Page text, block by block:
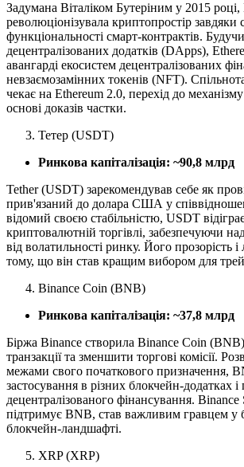
Задумана Віталіком Бутеріним у 2015
революціонізувала криптопростір завдяки
функціональності смарт-контрактів.
децентралізованих додатків (DApps),
авангарді екосистем децентралізованих
невзаємозамінних токенів (NFT).
чекає на Ethereum 2.0, перехід до
основі доказів частки.
Тетер (USDT)
Ринкова капіталізація: ~90,8 млрд
Tether (USDT) зарекомендував себе як
прив'язаний до долара США у
відомий своєю стабільністю, USDT
криптовалютній торгівлі, забезпечуючи
від волатильності ринку. Його прозорість і
тому, що він став кращим вибором для
Binance Coin (BNB)
Ринкова капіталізація: ~37,8 млрд
Біржа Binance створила Binance Coin
транзакції та зменшити торгові комісії.
межами свого початкового призначення,
застосування в різних блокчейн-додатках і
децентралізованого фінансування.
підтримує BNB, став важливим гравцем у
блокчейн-ландшафті.
XRP (XRP)